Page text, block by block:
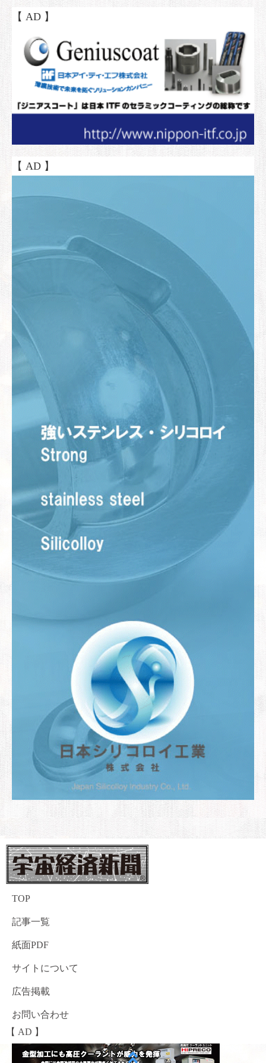
【 AD 】
【 AD 】
TOP
記事一覧
紙面PDF
サイトについて
広告掲載
お問い合わせ
【 AD 】